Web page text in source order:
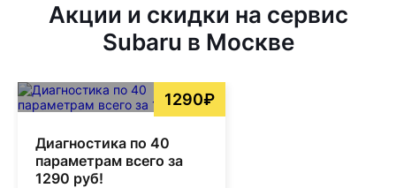
Акции и скидки на сервис
Subaru в Москве
1290₽
Диагностика по 40
параметрам всего за
1290 руб!